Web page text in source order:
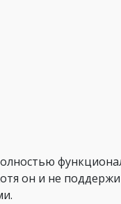
он и не